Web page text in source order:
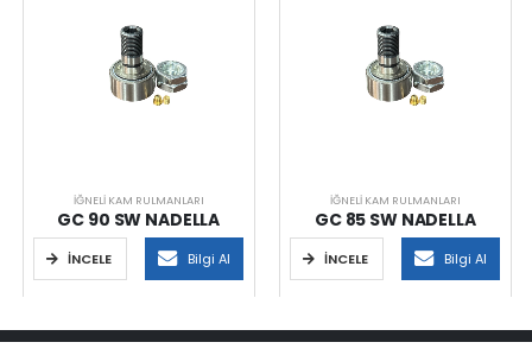
İĞNELI KAM RULMANLARI
GC 90 SW NADELLA
İNCELE Bilgi Al
İĞNELI KAM RULMANLARI
GC 85 SW NADELLA
İNCELE Bilgi Al